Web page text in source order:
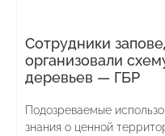
Сотрудники
организовали
деревьев — ГБР
Подозреваемые
знания о ценной